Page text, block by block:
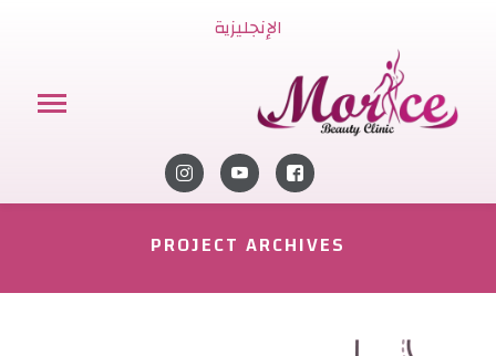
الإنجليزية
PROJECT ARCHIVES